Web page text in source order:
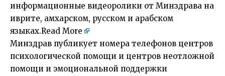
информационные видеоролики от Минздрава на
иврите, амхарском, русском и арабском
языках.Read More
​Минздрав публикует номера телефонов центров
психологической помощи и центров неотложной
помощи и эмоциональной поддержки